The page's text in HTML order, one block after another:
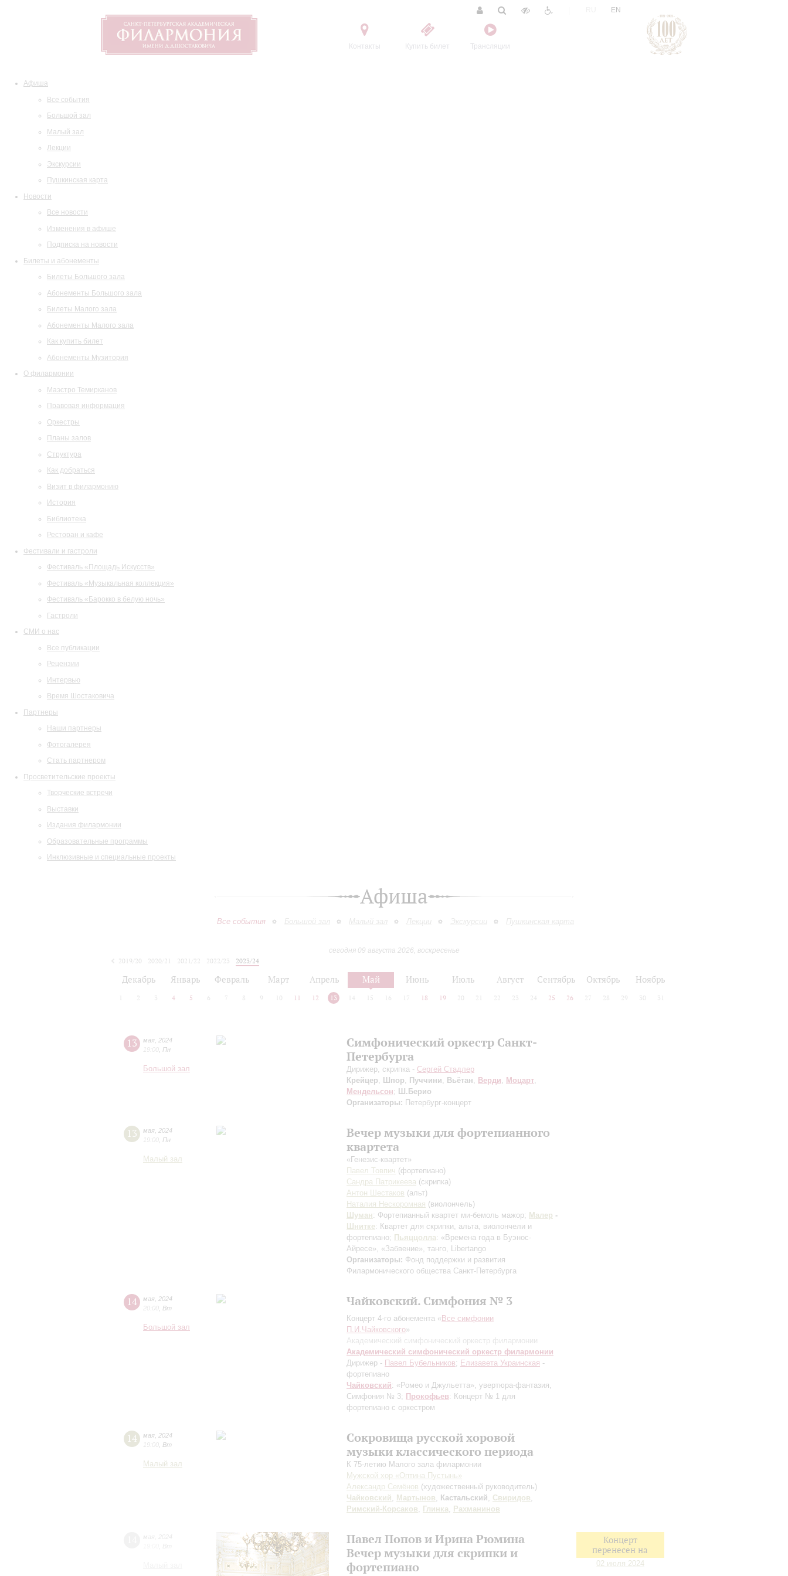
Контакты Купить билет Трансляции
EN
Афиша
Все события
Большой зал
Малый зал
Лекции
Экскурсии
Пушкинская карта
Новости
Все новости
Изменения в афише
Подписка на новости
Билеты и абонементы
Билеты Большого зала
Абонементы Большого зала
Билеты Малого зала
Абонементы Малого зала
Как купить билет
Абонементы Музитория
О филармонии
Маэстро Темирканов
Правовая информация
Оркестры
Планы залов
Структура
Как добраться
Визит в филармонию
История
Библиотека
Ресторан и кафе
Фестивали и гастроли
Фестиваль «Площадь Искусств»
Фестиваль «Музыкальная коллекция»
Фестиваль «Барокко в белую ночь»
Гастроли
СМИ о нас
Все публикации
Рецензии
Интервью
Время Шостаковича
Партнеры
Наши партнеры
Фотогалерея
Стать партнером
Просветительские проекты
Творческие встречи
Выставки
Издания филармонии
Образовательные программы
Инклюзивные и специальные проекты
Афиша
Все события Большой зал Малый зал Лекции Экскурсии Пушкинская карта
сегодня 09 августа 2026, воскресенье
2019/20
2020/21 2021/22 2022/23
2023/24
Декабрь Январь Февраль Март Апрель Май Июнь Июль Август Сентябрь Октябрь Ноябрь
2 3 4 5 6 7 8 9 10 11 12 13 14 15 16 17 18 19 20 21 22 23 24 25 26 27 28 29 30 31
13 мая 2024
19:00 Пн
Большой зал
Симфонический оркестр Санкт-
Петербурга
Дирижер, скрипка - Сергей Стадлер
Крейцер, Шпор, Пуччини, Вьётан, Верди, Моцарт,
Мендельсон; Ш.Берио
Организаторы: Петербург-концерт
13 мая 2024
19:00 Пн
Малый зал
Вечер музыки для фортепианного
квартета
«Генезис-квартет»
Павел Товпич (фортепиано)
Сандра Патрикеева (скрипка)
Антон Шестаков (альт)
Наталия Нескоромная (виолончель)
Шуман: Фортепианный квартет ми-бемоль мажор; Малер -
Шнитке: Квартет для скрипки, альта, виолончели и
фортепиано; Пьяццолла: «Времена года в Буэнос-
Айресе», «Забвение», танго, Libertango
Организаторы: Фонд поддержки и развития
Филармонического общества Санкт-Петербурга
14 мая 2024
20:00 Вт
Большой зал
Чайковский. Симфония № 3
Концерт 4-го абонемента « Все симфонии
П.И.Чайковского»
Академический симфонический оркестр филармонии
Академический симфонический оркестр филармонии
Дирижер - Павел Бубельников; Елизавета Украинская -
фортепиано
Чайковский: «Ромео и Джульетта», увертюра-фантазия,
Симфония № 3; Прокофьев: Концерт № 1 для
фортепиано с оркестром
14 мая 2024
19:00 Вт
Малый зал
Сокровища русской хоровой
музыки классического периода
К 75-летию Малого зала филармонии
Мужской хор «Оптина Пустынь»
Александр Семёнов (художественный руководитель)
Чайковский, Мартынов, Кастальский, Свиридов,
Римский-Корсаков, Глинка, Рахманинов
Павел Попов и Ирина Рюмина
Вечер музыки для скрипки и
фортепиано
Концерт
перенесен на
02 июля 2024